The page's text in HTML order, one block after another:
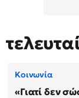
Κοινωνία
«Γιατί δεν